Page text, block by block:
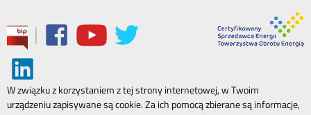
|
W związku z korzystaniem z tej strony internetowej, w Twoim
urządzeniu zapisywane są cookie. Za ich pomocą zbierane są informacje,